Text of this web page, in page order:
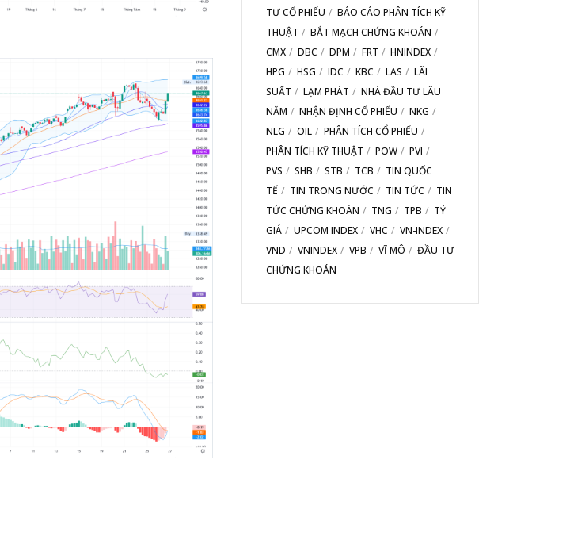
TƯ CỔ PHIẾU
BÁO CÁO PHÂN TÍCH KỸ
THUẬT
BẮT MẠCH CHỨNG KHOÁN
CMX
DBC DPM FRT
HNINDEX
HPG
HSG IDC KBC LAS
LÃI
SUẤT
LẠM PHÁT
NHÀ ĐẦU TƯ LÂU
NĂM
NHẬN ĐỊNH CỔ PHIẾU
NKG
NLG
OIL
PHÂN TÍCH CỔ PHIẾU
PHÂN TÍCH KỸ THUẬT
POW
PVI
PVS
SHB STB TCB
TIN QUỐC
TẾ
TIN TRONG NƯỚC TIN TỨC
TIN
TỨC CHỨNG KHOÁN
TNG TPB
TỶ
GIÁ
UPCOM INDEX VHC
VN-INDEX
VND
VNINDEX VPB VĨ MÔ
ĐẦU TƯ
CHỨNG KHOÁN